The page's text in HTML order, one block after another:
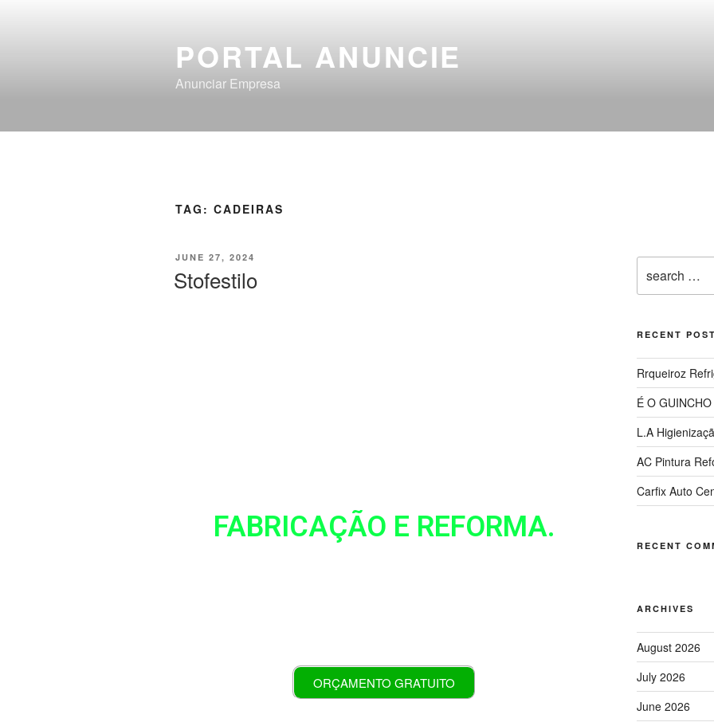
PORTAL ANUNCIE
Anunciar Empresa
TAG: CADEIRAS
JUNE 27, 2024
Stofestilo
FABRICAÇÃO E REFORMA.
ORÇAMENTO GRATUITO
RECENT
Rrqueiroz
É O GUINCHO
L.A
AC Pintura
Carfix Auto
RECENT
ARCHIVES
August 2026
July 2026
June 2026